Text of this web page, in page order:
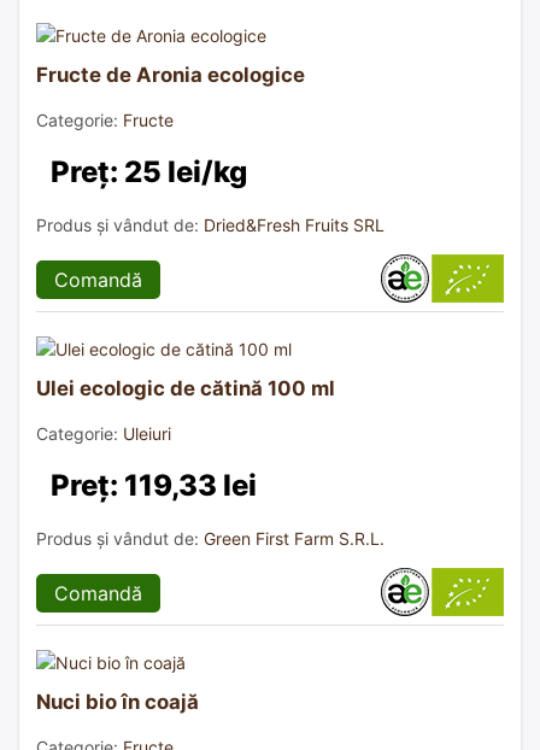
Fructe de Aronia ecologice
Categorie: Fructe
Preț: 25 lei/kg
Produs și vândut de: Dried&Fresh Fruits SRL
Comandă
Ulei ecologic de cătină 100 ml
Categorie: Uleiuri
Preț: 119,33 lei
Produs și vândut de: Green First Farm S.R.L.
Comandă
Nuci bio în coajă